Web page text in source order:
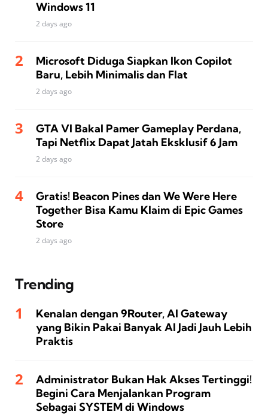
Windows 11
2 days ago
Microsoft Diduga Siapkan Ikon Copilot
Baru, Lebih Minimalis dan Flat
2 days ago
GTA VI Bakal Pamer Gameplay Perdana,
Tapi Netflix Dapat Jatah Eksklusif 6 Jam
2 days ago
Gratis! Beacon Pines dan We Were Here
Together Bisa Kamu Klaim di Epic Games
Store
2 days ago
Trending
Kenalan dengan 9Router, AI Gateway
yang Bikin Pakai Banyak AI Jadi Jauh Lebih
Praktis
Administrator Bukan Hak Akses Tertinggi!
Begini Cara Menjalankan Program
Sebagai SYSTEM di Windows